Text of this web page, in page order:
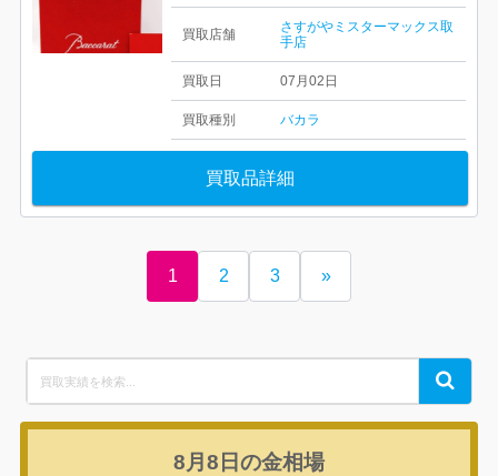
買取店舗
さすがやミスターマックス取
手店
買取日 07月02日
買取種別 バカラ
買取品詳細
1 2 3 »
for:
Search
8月8日の金相場